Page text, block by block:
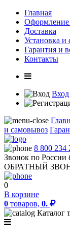
Главная
Оформление
Доставка
Установка и
Гарантия и
Контакты
Вход
и самовывоз
8 800 234
Звонок по России
ОБРАТНЫЙ
0
В корзине
0 товаров, 0.
Каталог